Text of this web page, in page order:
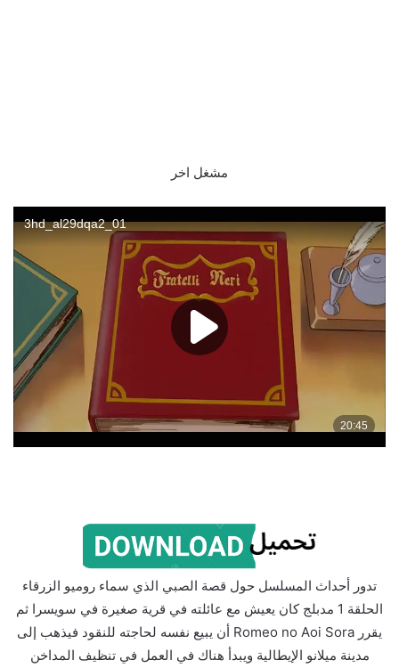
مشغل اخر
تدور أحداث المسلسل حول قصة الصبي الذي سماء روميو الزرقاء
الحلقة 1 مدبلج كان يعيش مع عائلته في قرية صغيرة في سويسرا ثم
يقرر Romeo no Aoi Sora أن يبيع نفسه لحاجته للنقود فيذهب إلى
مدينة ميلانو الإيطالية ويبدأ هناك في العمل في تنظيف المداخن